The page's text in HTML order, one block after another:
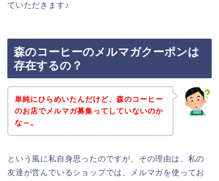
ていただきます♪
森のコーヒーのメルマガクーポンは
存在するの？
単純にひらめいたんだけど、森のコーヒー
のお店でメルマガ募集ってしていないのか
な～。
という風に私自身思ったのですが、その理由は、私の
友達が営んでいるショップでは、メルマガを使ってお